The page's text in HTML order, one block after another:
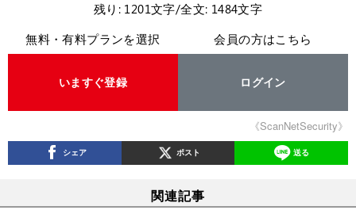
残り: 1201文字/全文: 1484文字
無料・有料プランを選択
いますぐ登録
会員の方はこちら
ログイン
《ScanNetSecurity》
シェア ポスト 送る
関連記事